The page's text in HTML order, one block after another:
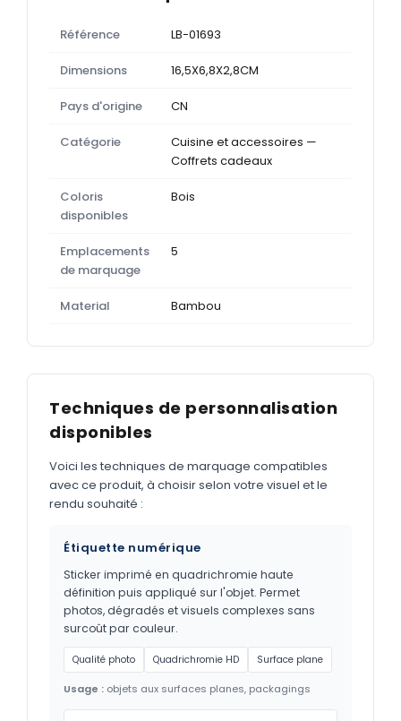
Référence LB-01693
Dimensions 16,5X6,8X2,8CM
Pays d'origine CN
Catégorie
Cuisine et accessoires —
Coffrets cadeaux
Coloris
disponibles
Bois
Emplacements
de marquage
5
Material Bambou
Techniques de personnalisation
disponibles
Voici les techniques de marquage compatibles
avec ce produit, à choisir selon votre visuel et le
rendu souhaité :
Étiquette numérique
Sticker imprimé en quadrichromie haute
définition puis appliqué sur l'objet. Permet
photos, dégradés et visuels complexes sans
surcoût par couleur.
Qualité photo Quadrichromie HD Surface plane
Usage : objets aux surfaces planes, packagings